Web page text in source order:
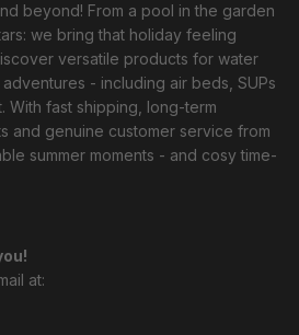
beyond! From a pool in the garden
we bring that holiday feeling
versatile products for water
- including air beds, SUPs
With fast shipping, long-term
and genuine customer service from
summer moments - and cosy time-
at: